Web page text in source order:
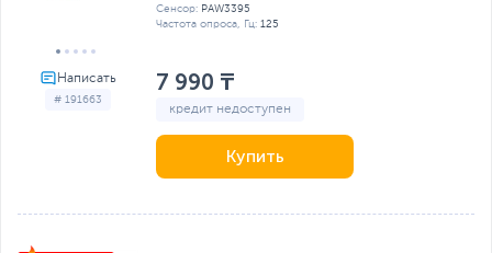
# 191663
Сенсор: PAW3395
Частота опроса, Гц: 125
7 990 ₸
кредит недоступен
Купить